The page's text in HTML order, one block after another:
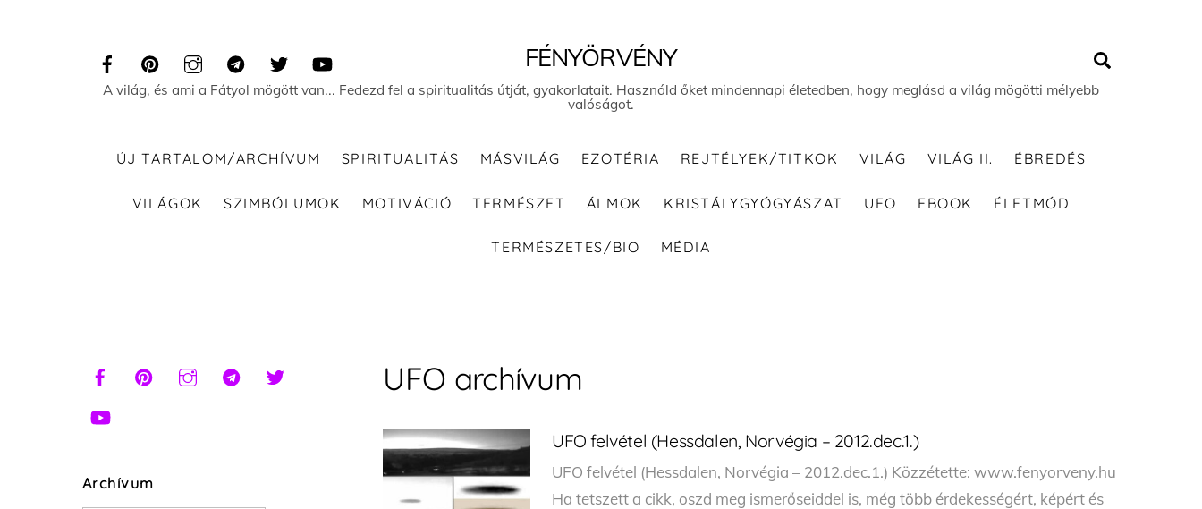
FÉNYÖRVÉNY
A világ, és ami a Fátyol mögött van... Fedezd fel a spiritualitás útját, gyakorlatait. Használd őket mindennapi életedben, hogy meglásd a világ mögötti mélyebb
valóságot.
ÚJ TARTALOM/ARCHÍVUM SPIRITUALITÁS MÁSVILÁG EZOTÉRIA REJTÉLYEK/TITKOK VILÁG VILÁG II. ÉBREDÉS
VILÁGOK SZIMBÓLUMOK MOTIVÁCIÓ TERMÉSZET ÁLMOK KRISTÁLYGYÓGYÁSZAT UFO EBOOK ÉLETMÓD
TERMÉSZETES/BIO MÉDIA
UFO archívum
UFO felvétel (Hessdalen, Norvégia – 2012.dec.1.)
UFO felvétel (Hessdalen, Norvégia – 2012.dec.1.) Közzétette: www.fenyorveny.hu
Ha tetszett a cikk, oszd meg ismerőseiddel is, még több érdekességért, képért és
Archívum